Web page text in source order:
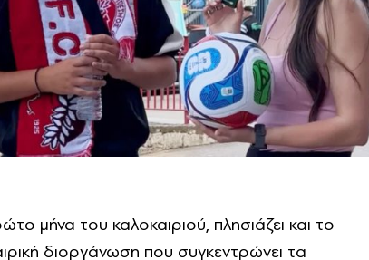
μήνα του καλοκαιριού, πλησιάζει και το
διοργάνωση που συγκεντρώνει τα